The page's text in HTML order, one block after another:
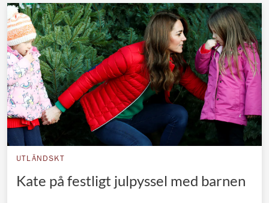
Brittiska kungahuset
Norska kungahuset
Danska kungahuset
Spanska kungahuset
Nederländska kungahuset
Belgiska kungahuset
Jordanska kungahuset
Japanska kejsarhuset
REDAKTION
UTLÄNDSKT
Kate på festligt julpyssel med barnen